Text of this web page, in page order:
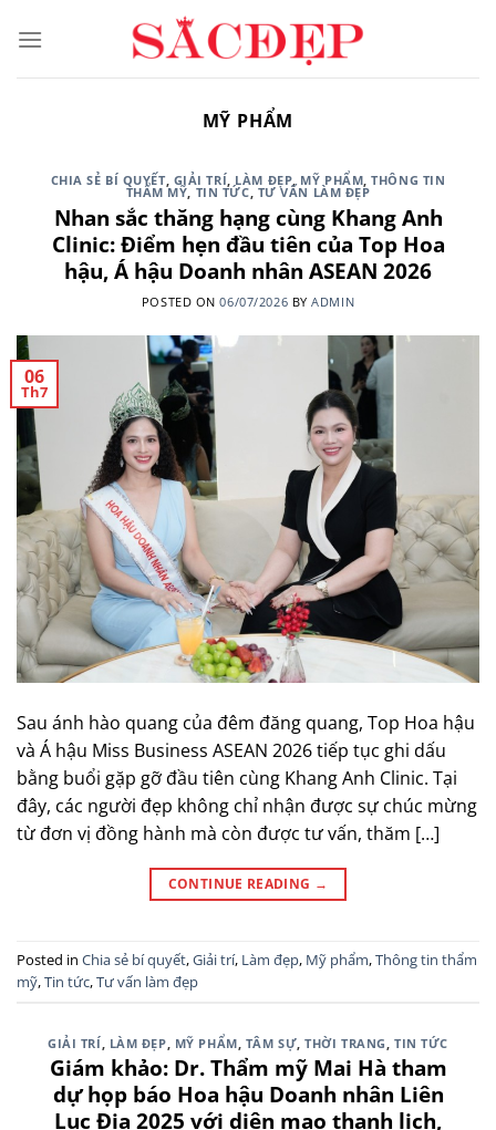
MỸ PHẨM
CHIA SẺ BÍ QUYẾT, GIẢI TRÍ, LÀM ĐẸP, MỸ PHẨM,THÔNG TIN
THẨM MỸ, TIN TỨC, TƯ VẤN LÀM ĐẸP
Nhan sắc thăng hạng cùng Khang Anh
Clinic: Điểm hẹn đầu tiên của Top Hoa
hậu, Á hậu Doanh nhân ASEAN 2026
POSTED ON06/07/2026 BYADMIN
06
Th7
Sau ánh hào quang của đêm đăng quang, Top Hoa hậu
và Á hậu Miss Business ASEAN 2026 tiếp tục ghi dấu
bằng buổi gặp gỡ đầu tiên cùng Khang Anh Clinic. Tại
đây, các người đẹp không chỉ nhận được sự chúc mừng
từ đơn vị đồng hành mà còn được tư vấn, thăm […]
CONTINUE READING →
Posted in Chia sẻ bí quyết,Giải trí, Làm đẹp, Mỹ phẩm,Thông tin thẩm
mỹ,Tin tức,Tư vấn làm đẹp
GIẢI TRÍ LÀM ĐẸP MỸ PHẨM TÂM SỰ ,THỜI TRANG TIN TỨC
Giám khảo: Dr. Thẩm mỹ Mai Hà tham
dự họp báo Hoa hậu Doanh nhân Liên
Lục Địa 2025 với diện mạo thanh lịch,